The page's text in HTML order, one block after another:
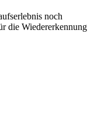
noch
die Wiedererkennung